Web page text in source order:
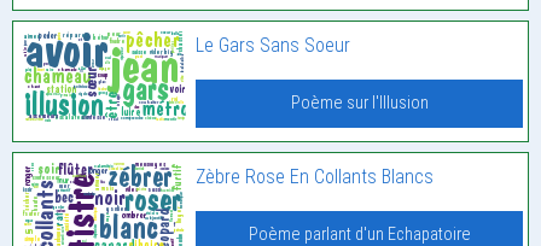
Le Gars Sans Soeur
Poème sur l'Illusion
Zèbre Rose En Collants Blancs
Poème parlant d'un Echapatoire